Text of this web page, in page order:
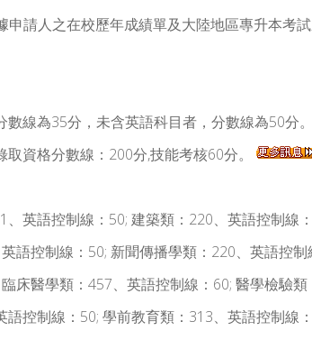
請人之在校歷年成績單及大陸地區專升本考
線為35分，未含英語科目者，分數線為50分。
資格分數線：200分,技能考核60分。
英語控制線：50; 建築類：220、英語控制線
語控制線：50; 新聞傳播學類：220、英語控
床醫學類：457、英語控制線：60; 醫學檢驗
控制線：50; 學前教育類：313、英語控制線